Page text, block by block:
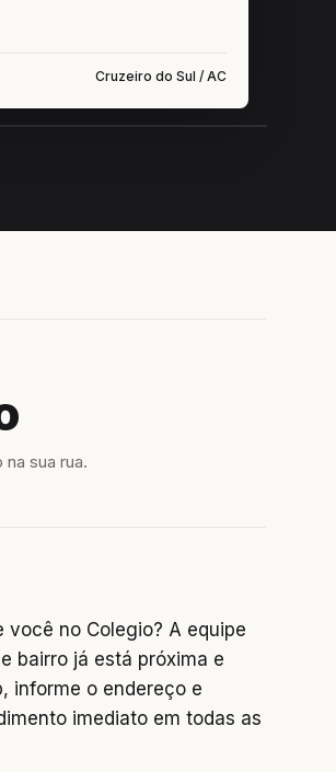
Cruzeiro do Sul / AC
sua rua.
você no Colegio? A equipe
bairro já está próxima e
informe o endereço e
imediato em todas as